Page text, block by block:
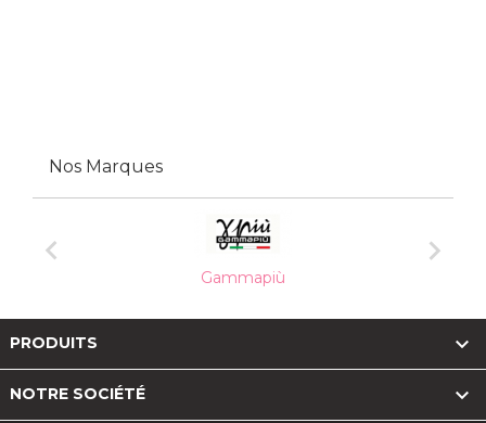
Nos Marques

Gammapiù

PRODUITS 
NOTRE SOCIÉTÉ 